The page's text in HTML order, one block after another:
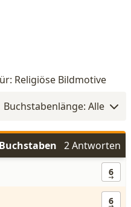
Religiöse Bildmotive
Buchstabenlänge: Alle
2 Antworten
6
6